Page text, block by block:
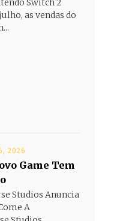
Switch 2
as vendas do
2026
Game Tem
Studios Anuncia
A